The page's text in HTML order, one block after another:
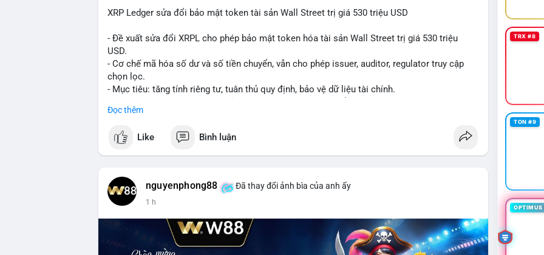
XRP Ledger sửa đổi bảo mật token tài sản Wall Street trị giá 530 triệu USD
- Đề xuất sửa đổi XRPL cho phép bảo mật token hóa tài sản Wall Street trị giá 530 triệu
USD.
- Cơ chế mã hóa số dư và số tiền chuyển, vẫn cho phép issuer, auditor, regulator truy cập
chọn lọc.
- Mục tiêu: tăng tính riêng tư, tuân thủ quy định, bảo vệ dữ liệu tài chính.
$xrp
#vlikevn
📰 Nguồn: CoinDesk
Đọc thêm
Like Bình luận
nguyenphong88 Đã thay đổi ảnh bìa của anh ấy
1 h
TRX #8
TON #9
OPTIMUS